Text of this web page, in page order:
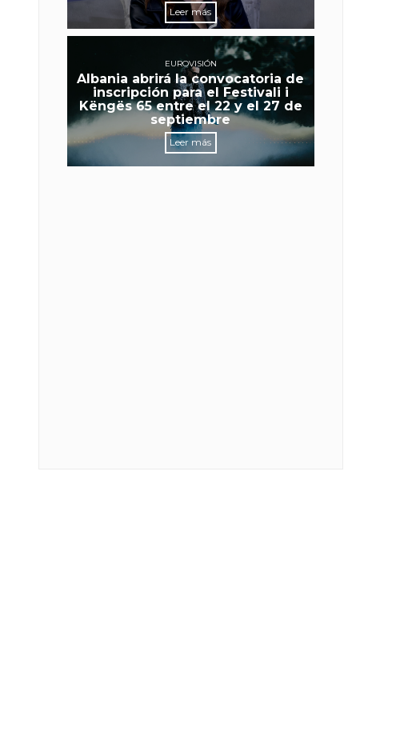
Leer más
EUROVISIÓN
Albania abrirá la convocatoria de
inscripción para el Festivali i
Këngës 65 entre el 22 y el 27 de
septiembre
Leer más